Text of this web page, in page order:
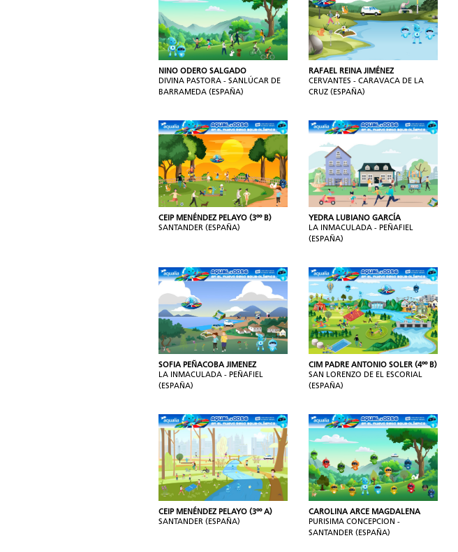
NINO ODERO SALGADO
DIVINA PASTORA - SANLÚCAR DE
BARRAMEDA (ESPAÑA)
RAFAEL REINA JIMÉNEZ
CERVANTES - CARAVACA DE LA
CRUZ (ESPAÑA)
CEIP MENÉNDEZ PELAYO (3ºº B)
SANTANDER (ESPAÑA)
YEDRA LUBIANO GARCÍA
LA INMACULADA - PEÑAFIEL
(ESPAÑA)
SOFIA PEÑACOBA JIMENEZ
LA INMACULADA - PEÑAFIEL
(ESPAÑA)
CIM PADRE ANTONIO SOLER (4ºº B)
SAN LORENZO DE EL ESCORIAL
(ESPAÑA)
CEIP MENÉNDEZ PELAYO (3ºº A)
SANTANDER (ESPAÑA)
CAROLINA ARCE MAGDALENA
PURISIMA CONCEPCION -
SANTANDER (ESPAÑA)